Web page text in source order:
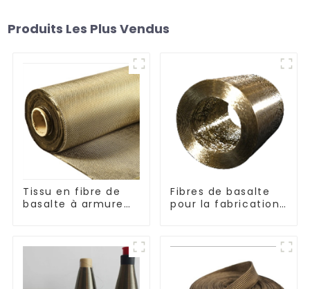
Produits Les Plus Vendus
Tissu en fibre de
basalte à armure
Fibres de basalte
pour la fabrication